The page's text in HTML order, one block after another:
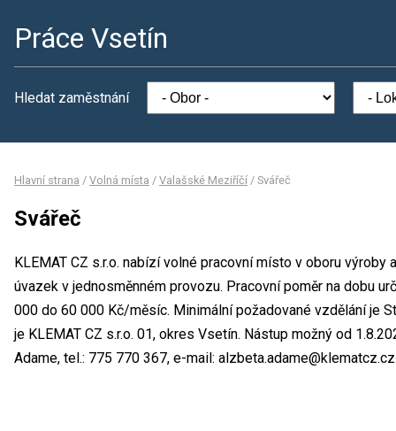
Práce Vsetín
Hledat zaměstnání
Hlavní strana / Volná místa / Valašské Meziříčí / Svářeč
Svářeč
KLEMAT CZ s.r.o. nabízí volné pracovní místo v oboru výroby
úvazek v jednosměnném provozu. Pracovní poměr na dobu
000 do 60 000 Kč/měsíc. Minimální požadované vzdělání je
je KLEMAT CZ s.r.o. 01, okres Vsetín. Nástup možný od
Adame, tel.: 775 770 367, e-mail: